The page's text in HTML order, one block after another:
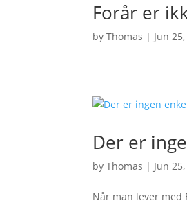
Forår er
byThomas | Jun
Der er
byThomas | Jun
Når man lever med